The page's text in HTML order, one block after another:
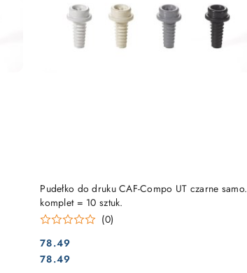
Pudełko do druku CAF-Compo UT czarne samo.
komplet = 10 sztuk.
(0)
Cena:
78.49
Cena:
78.49
DO KOSZYKA